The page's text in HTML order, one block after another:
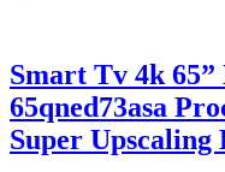
Smart Tv 4k
65qned73asa
Super